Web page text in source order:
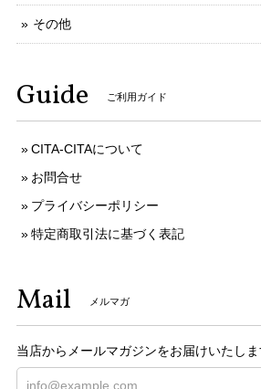
その他
Guide ご利用ガイド
CITA-CITAについて
お問合せ
プライバシーポリシー
特定商取引法に基づく表記
Mail メルマガ
当店からメールマガジンをお届けいたしま